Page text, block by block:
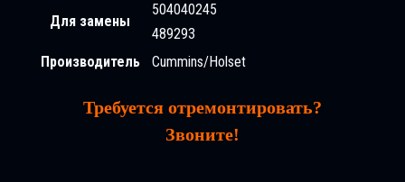
Для замены
504040245
489293
Производитель
Cummins/Holset
Требуется отремонтировать?
Звоните!